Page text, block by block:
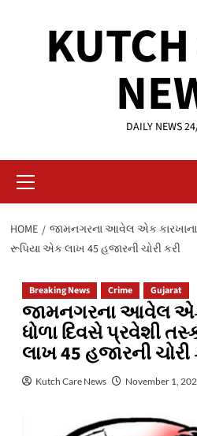
DAILY NEWS
Menu
HOME
જામનગરના આવેલ એક
રૂપિયા એક લાખ 45 હજારની ચોરી કરી
Breaking News Crime Gujarat
જામનગરના આવેલ એક
ધોળા દિવસે પ્રવેશી
લાખ 45 હજારની ચોરી
Kutch Care News November 1,